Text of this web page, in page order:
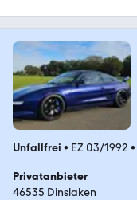
Unfallfrei • EZ 03/1992 •
Privatanbieter
46535 Dinslaken